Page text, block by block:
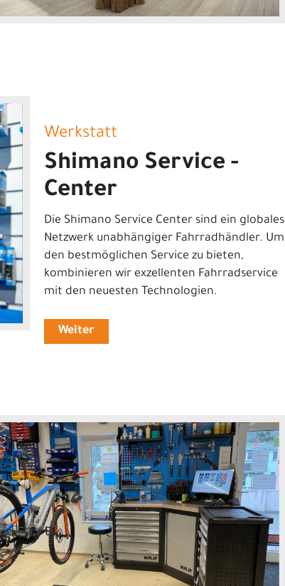
Werkstatt
Shimano Service -
Center
Die Shimano Service Center sind ein globales
Netzwerk unabhängiger Fahrradhändler. Um
den bestmöglichen Service zu bieten,
kombinieren wir exzellenten Fahrradservice
mit den neuesten Technologien.
Weiter